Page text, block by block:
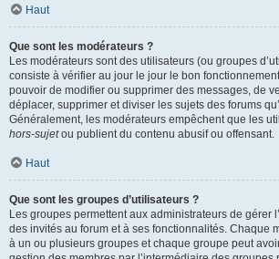
Haut
Que sont les modérateurs ?
Les modérateurs sont des utilisateurs (ou groupes
consiste à vérifier au jour le jour le bon
pouvoir de modifier ou supprimer des messages, de
déplacer, supprimer et diviser les sujets des forums
Généralement, les modérateurs empêchent que les
hors-sujetou publient du contenu abusif ou offensant.
Haut
Que sont les groupes d’utilisateurs ?
Les groupes permettent aux administrateurs de gérer
des invités au forum et à ses fonctionnalités. Chaque
à un ou plusieurs groupes et chaque groupe peut